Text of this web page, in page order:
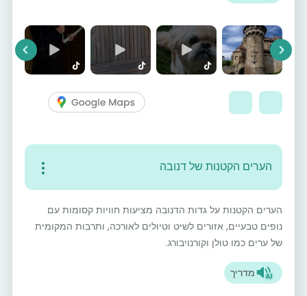
Next
הערים הקטנות של דנובה
הערים הקטנות על גדות הדנובה מציעות חוויות קסומות עם
נופים טבעיים, אזורים לשיט וטיולים לאורכה, ותרבות המקומית
של ערים כמו טולן וקורנויבורג.
מדריך